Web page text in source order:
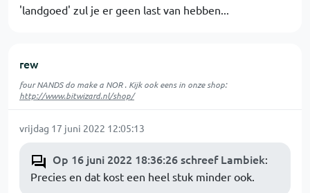
'landgoed' zul je er geen last van hebben...
rew
four NANDS do make a NOR . Kijk ook eens in onze shop:
http://www.bitwizard.nl/shop/
vrijdag 17 juni 2022 12:05:13
Op 16 juni 2022 18:36:26 schreef Lambiek:
Precies en dat kost een heel stuk minder ook.